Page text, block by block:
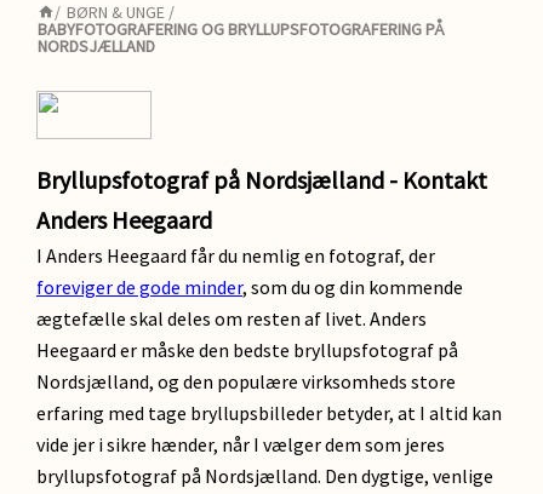
/ BØRN & UNGE /
BABYFOTOGRAFERING OG BRYLLUPSFOTOGRAFERING PÅ
NORDSJÆLLAND
Bryllupsfotograf på Nordsjælland - Kontakt
Anders Heegaard
I Anders Heegaard får du nemlig en fotograf, der
foreviger de gode minder, som du og din kommende
ægtefælle skal deles om resten af livet. Anders
Heegaard er måske den bedste bryllupsfotograf på
Nordsjælland, og den populære virksomheds store
erfaring med tage bryllupsbilleder betyder, at I altid kan
vide jer i sikre hænder, når I vælger dem som jeres
bryllupsfotograf på Nordsjælland. Den dygtige, venlige